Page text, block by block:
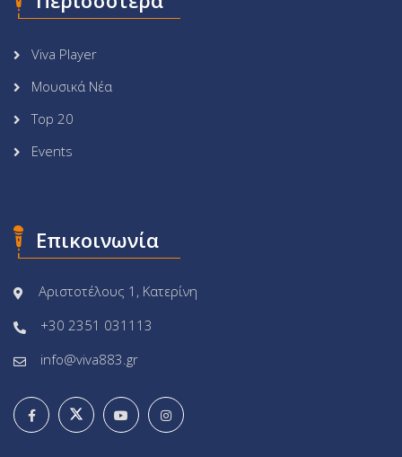
Viva Player
Μουσικά Νέα
Top 20
Events
Επικοινωνία
Αριστοτέλους 1, Κατερίνη
+30 2351 031113
info@viva883.gr